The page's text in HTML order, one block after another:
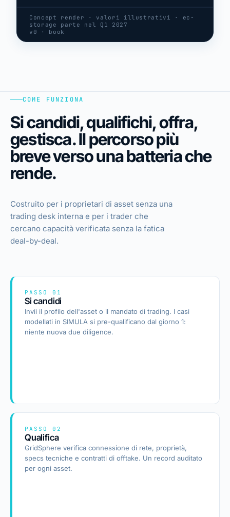
Concept render · valori illustrativi · ec-
storage parte nel Q1 2027
v0 · book
COME FUNZIONA
Si candidi, qualifichi, offra,
gestisca. Il percorso più
breve verso una batteria che
rende.
Costruito per i proprietari di asset senza una
trading desk interna e per i trader che
cercano capacità verificata senza la fatica
deal-by-deal.
PASSO 01
Si candidi
Invii il profilo dell'asset o il mandato di trading. I casi
modellati in SIMULA si pre-qualificano dal giorno 1:
niente nuova due diligence.
PASSO 02
Qualifica
GridSphere verifica connessione di rete, proprietà,
specs tecniche e contratti di offtake. Un record auditato
per ogni asset.